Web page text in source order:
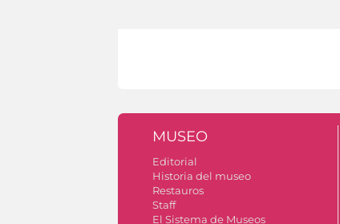
MUSEO
Editorial
Historia del museo
Restauros
Staff
El Sistema de Museos